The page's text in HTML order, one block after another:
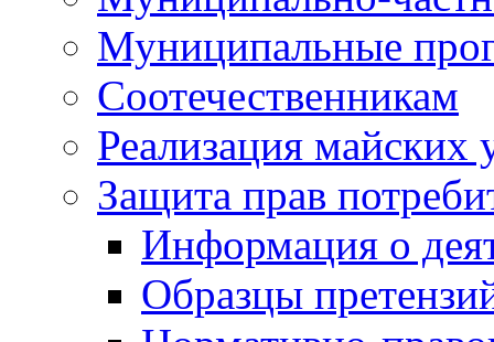
Муниципальные
Соотечественникам
Реализация майских
Защита прав
Информация о
Образцы